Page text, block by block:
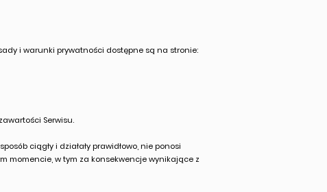
i warunki prywatności dostępne są na stronie:
Serwisu.
ciągły i działały prawidłowo, nie ponosi
momencie, w tym za konsekwencje wynikające z